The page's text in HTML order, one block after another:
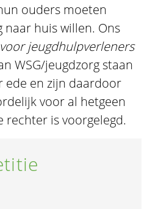
ouders moeten
naar huis willen. Ons
jeugdhulpverleners
WSG/jeugdzorg staan
ede en zijn daardoor
voor al hetgeen
rechter is voorgelegd.